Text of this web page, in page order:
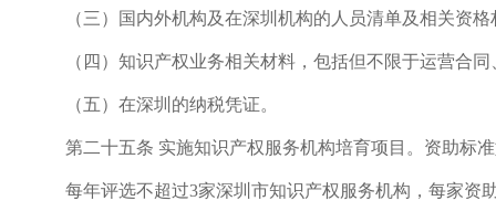
（三）国内外机构及在深圳机构的人员清单及相关资格
（四）知识产权业务相关材料，包括但不限于运营合同
（五）在深圳的纳税凭证。
第二十五条 实施知识产权服务机构培育项目。资助标
每年评选不超过3家深圳市知识产权服务机构，每家资